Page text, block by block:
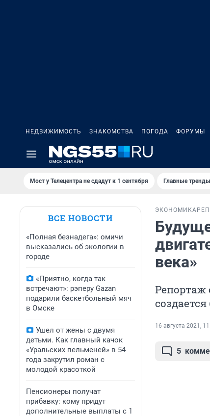
НЕДВИЖИМОСТЬ ЗНАКОМСТВА ПОГОДА ФОРУМЫ
Мост у Телецентра не сдадут к 1 сентября Главные
ВСЕ НОВОСТИ
«Полная безнадега»: омичи
высказались об экологии в
городе
«Приятно, когда так
встречают»: рэперу Gazan
подарили баскетбольный мяч
в Омске
Ушел от жены с двумя
детьми. Как главный качок
«Уральских пельменей» в 54
года закрутил роман с
молодой красоткой
Пенсионеры получат
прибавку: кому придут
дополнительные выплаты с 1
ЭКОНОМИКА
века»
Репортаж
16 августа 2021,
5